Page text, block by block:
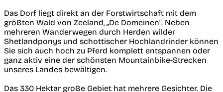
Das Dorf liegt direkt an der Forstwirtschaft mit dem
größten Wald von Zeeland, „De Domeinen". Neben
mehreren Wanderwegen durch Herden wilder
Shetlandponys und schottischer Hochlandrinder können
Sie sich auch hoch zu Pferd komplett entspannen oder
ganz aktiv eine der schönsten Mountainbike-Strecken
unseres Landes bewältigen.
Das 330 Hektar große Gebiet hat mehrere Gesichter. Die